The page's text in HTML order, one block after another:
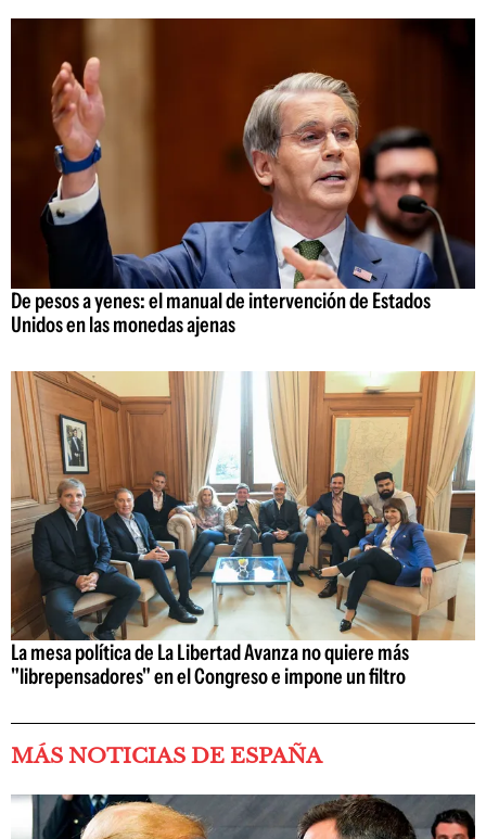
De pesos a yenes: el manual de intervención de Estados
Unidos en las monedas ajenas
La mesa política de La Libertad Avanza no quiere más
"librepensadores" en el Congreso e impone un filtro
MÁS NOTICIAS DE ESPAÑA